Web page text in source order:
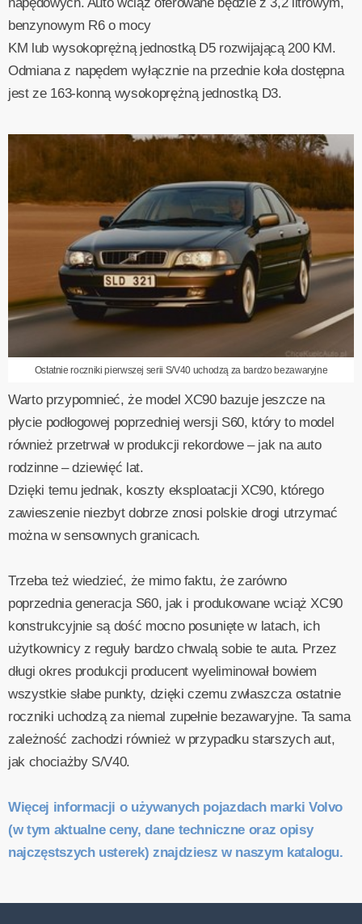
benzynowym R6 o mocy
KM lub wysokoprężną jednostką D5 rozwijającą 200 KM.
Odmiana z napędem wyłącznie na przednie koła dostępna
jest ze 163-konną wysokoprężną jednostką D3.
Ostatnie roczniki pierwszej serii S/V40 uchodzą za bardzo bezawaryjne
Warto przypomnieć, że model XC90 bazuje jeszcze na
płycie podłogowej poprzedniej wersji S60, który to model
również przetrwał w produkcji rekordowe – jak na auto
rodzinne – dziewięć lat.
Dzięki temu jednak, koszty eksploatacji XC90, którego
zawieszenie niezbyt dobrze znosi polskie drogi utrzymać
można w sensownych granicach.
Trzeba też wiedzieć, że mimo faktu, że zarówno
poprzednia generacja S60, jak i produkowane wciąż XC90
konstrukcyjnie są dość mocno posunięte w latach, ich
użytkownicy z reguły bardzo chwalą sobie te auta. Przez
długi okres produkcji producent wyeliminował bowiem
wszystkie słabe punkty, dzięki czemu zwłaszcza ostatnie
roczniki uchodzą za niemal zupełnie bezawaryjne. Ta sama
zależność zachodzi również w przypadku starszych aut,
jak chociażby S/V40.
Więcej informacji o używanych pojazdach marki Volvo
(w tym aktualne ceny, dane techniczne oraz opisy
najczęstszych usterek) znajdziesz w naszym katalogu.